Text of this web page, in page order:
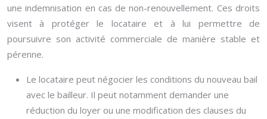
une indemnisation en cas de non-renouvellement. Ces droits
visent à protéger le locataire et à lui permettre de
poursuivre son activité commerciale de manière stable et
pérenne.
Le locataire peut négocier les conditions du nouveau bail
avec le bailleur. Il peut notamment demander une
réduction du loyer ou une modification des clauses du